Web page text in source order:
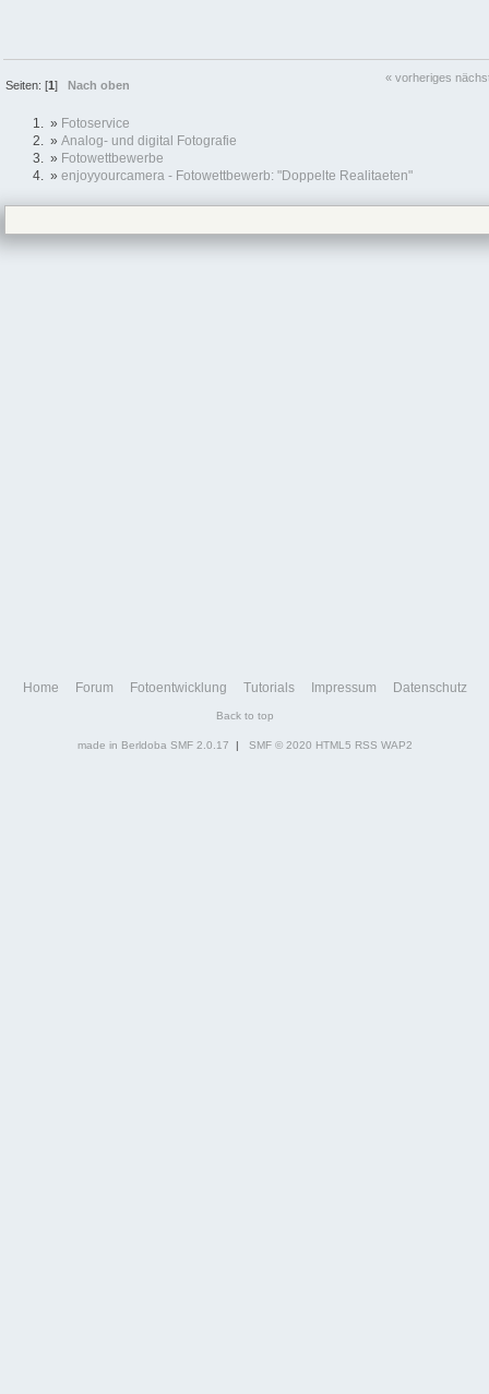
Seiten: [1]Nach oben
« vorheriges
» Fotoservice
» Analog- und digital Fotografie
» Fotowettbewerbe
» enjoyyourcamera - Fotowettbewerb: "Doppelte Realitaeten"
Home Forum Fotoentwicklung Tutorials Impressum Datenschutz
Back to top
made in Berldoba SMF 2.0.17 | SMF © 2020 HTML5 RSS WAP2